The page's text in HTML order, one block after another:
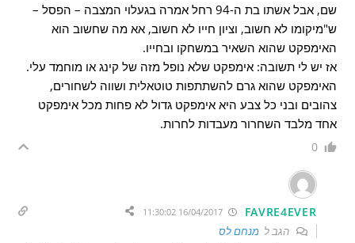
שם, אבל אשתו בת ה-94 רחל אמרה בגעלוי המצבה – הפסל –
ש"מיקומו לא חשוב, וציון חייו לא חשוב, אא מה שחשוב הוא
האימפקט שהוא השאיר במשחקו ובחייו.
אז יש לי תשובה: אימפקט שלא נופל מזה של קינג או מוחמד עלי.
האימפקט שהוא גרם להשתתפות טוטאלית ושווה לשחורים,
צהובים ובני כל צבע היא אימפקט גדול לא פחות מכל אימפקט
אחד מלבד השחרור מעבדות לחרות.
0
FAVRE4EVER
16/04/2017 11:30:02
הגב למנחם לס